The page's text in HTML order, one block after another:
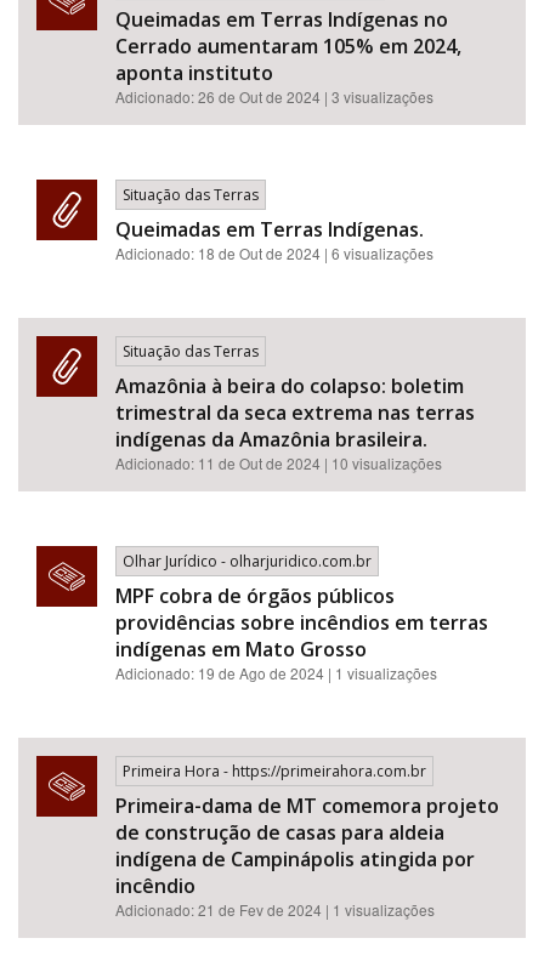
Queimadas em Terras Indígenas no
Cerrado aumentaram 105% em 2024,
aponta instituto
Adicionado: 26 de Out de 2024 | 3 visualizações
Situação das Terras
Queimadas em Terras Indígenas.
Adicionado: 18 de Out de 2024 | 6 visualizações
Situação das Terras
Amazônia à beira do colapso: boletim
trimestral da seca extrema nas terras
indígenas da Amazônia brasileira.
Adicionado: 11 de Out de 2024 | 10 visualizações
Olhar Jurídico - olharjuridico.com.br
MPF cobra de órgãos públicos
providências sobre incêndios em terras
indígenas em Mato Grosso
Adicionado: 19 de Ago de 2024 | 1 visualizações
Primeira Hora - https://primeirahora.com.br
Primeira-dama de MT comemora projeto
de construção de casas para aldeia
indígena de Campinápolis atingida por
incêndio
Adicionado: 21 de Fev de 2024 | 1 visualizações